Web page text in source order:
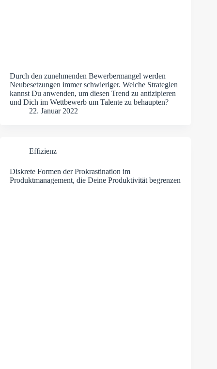
Durch den zunehmenden Bewerbermangel werden
Neubesetzungen immer schwieriger. Welche Strategien
kannst Du anwenden, um diesen Trend zu antizipieren
und Dich im Wettbewerb um Talente zu behaupten?
22. Januar 2022
Effizienz
Diskrete Formen der Prokrastination im
Produktmanagement, die Deine Produktivität begrenzen